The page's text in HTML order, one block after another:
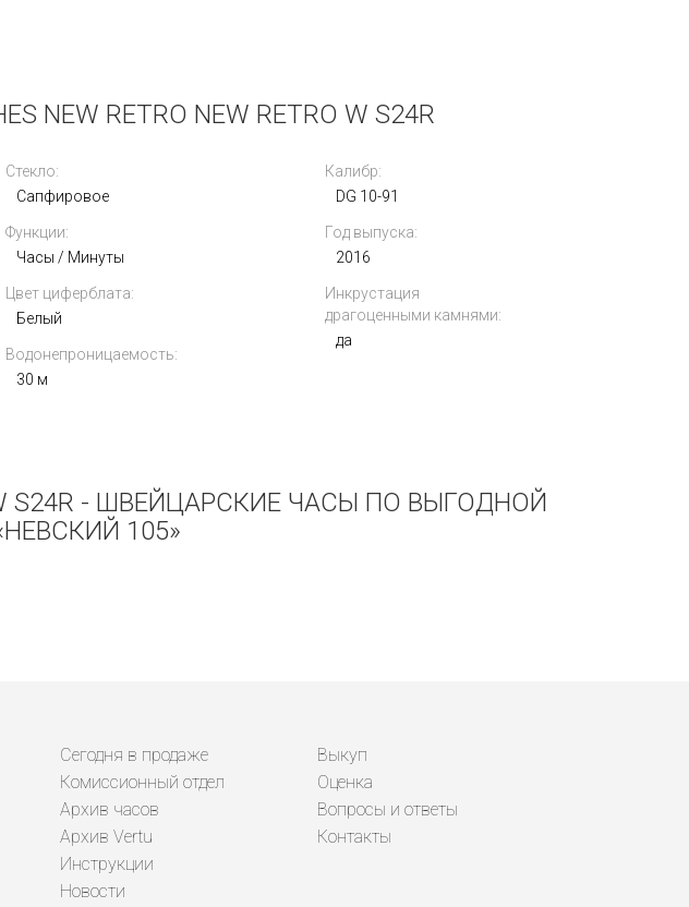
NEW RETRO NEW RETRO W S24R
Стекло:
Сапфировое
Функции:
Часы / Минуты
Цвет циферблата:
Белый
Водонепроницаемость:
30 м
Калибр:
DG 10-91
Год выпуска:
2016
Инкрустация
драгоценными камнями:
да
W S24R - ШВЕЙЦАРСКИЕ ЧАСЫ ПО ВЫГОДНОЙ
105»
Сегодня в продаже
Комиссионный отдел
Архив часов
Архив Vertu
Инструкции
Новости
Выкуп
Оценка
Вопросы и ответы
Контакты